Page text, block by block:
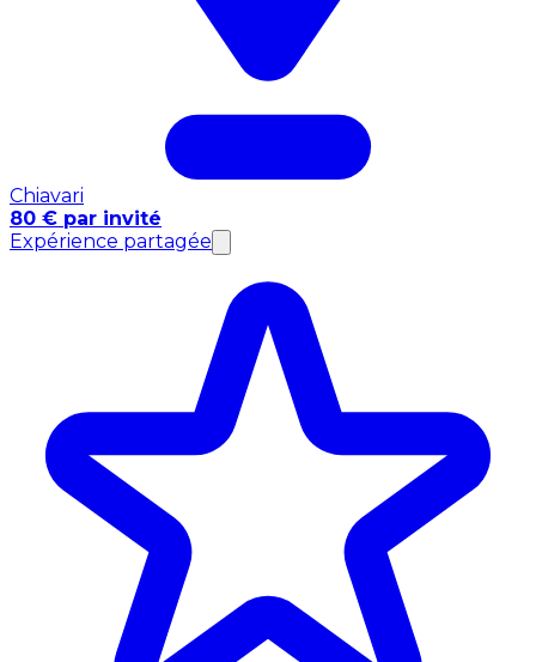
Chiavari
80 € par invité
Expérience partagée